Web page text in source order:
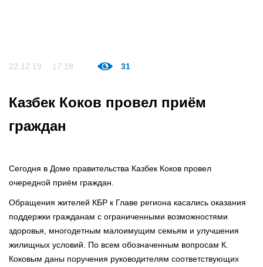
22.12.19 17:18 31
Казбек Коков провел приём
граждан
Сегодня в Доме правительства Казбек Коков провел
очередной приём граждан.
Обращения жителей КБР к Главе региона касались оказания
поддержки гражданам с ограниченными возможностями
здоровья, многодетным малоимущим семьям и улучшения
жилищных условий. По всем обозначенным вопросам К.
Коковым даны поручения руководителям соответствующих